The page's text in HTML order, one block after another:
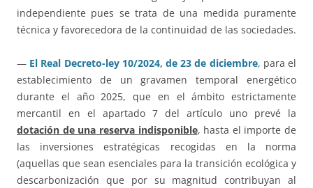
independiente pues se trata de una medida puramente
técnica y favorecedora de la continuidad de las sociedades.
— El Real Decreto-ley 10/2024, de 23 de diciembre, para el
establecimiento de un gravamen temporal energético
durante el año 2025, que en el ámbito estrictamente
mercantil en el apartado 7 del artículo uno prevé la
dotación de una reserva indisponible, hasta el importe de
las inversiones estratégicas recogidas en la norma
(aquellas que sean esenciales para la transición ecológica y
descarbonización que por su magnitud contribuyan al